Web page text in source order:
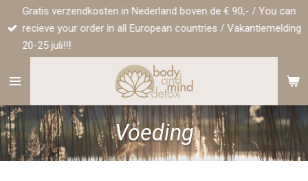
direct
naar
hoofdinhoud
Gratis verzendkosten in Nederland boven de € 90,- / You can
recieve your order in all European countries / Vakantiemelding
20-25 juli!!!
Voeding